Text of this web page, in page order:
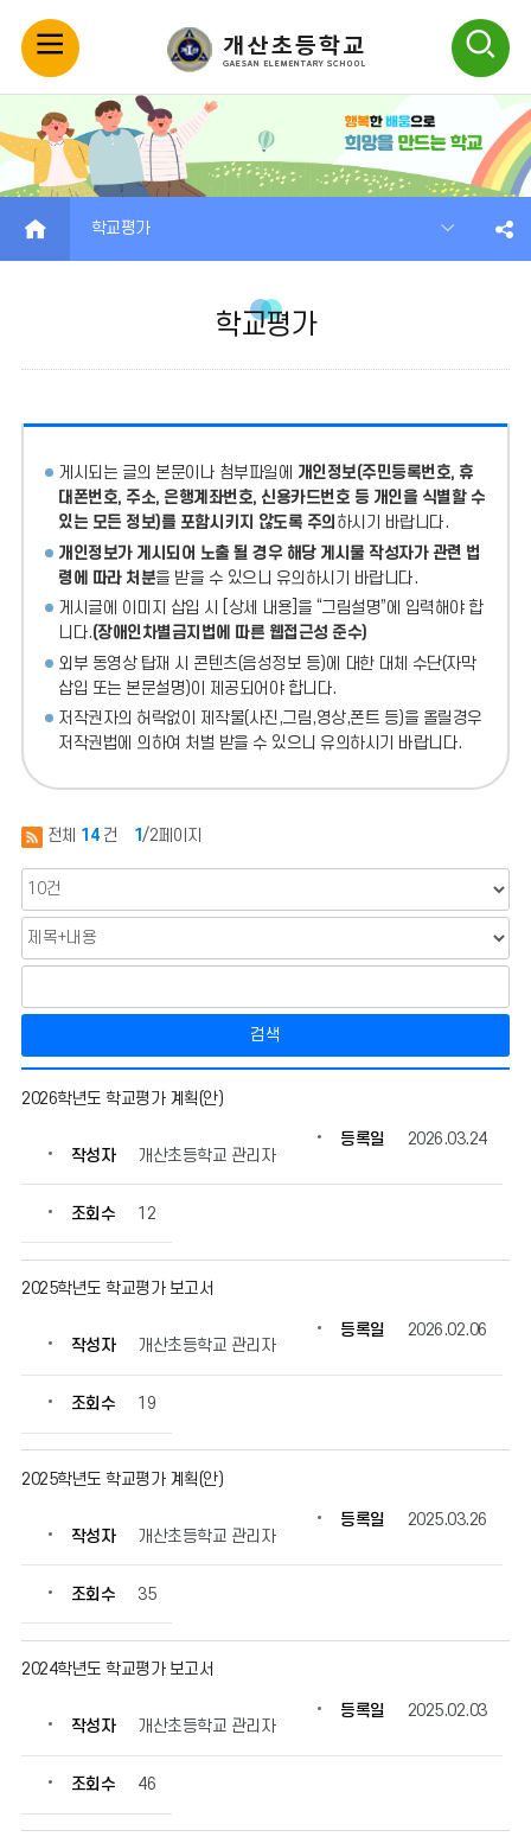
모
바
일
메
뉴
검
색
열
기
HOME 학교평가
학교평가
게시되는 글의 본문이나 첨부파일에 개인정보(주민등록번호, 휴
대폰번호, 주소, 은행계좌번호, 신용카드번호 등 개인을 식별할 수
있는 모든 정보)를 포함시키지 않도록 주의 하시기 바랍니다.
개인정보가 게시되어 노출 될 경우 해당 게시물 작성자가 관련 법
령에 따라 처분을 받을 수 있으니 유의하시기 바랍니다.
게시글에 이미지 삽입 시 [상세 내용]을 “그림설명”에 입력해야 합
니다.(장애인차별금지법에 따른 웹접근성 준수)
외부 동영상 탑재 시 콘텐츠(음성정보 등)에 대한 대체 수단(자막
삽입 또는 본문설명)이 제공되어야 합니다.
저작권자의 허락없이 제작물(사진,그림,영상,폰트 등)을 올릴경우
저작권법에 의하여 처벌 받을 수 있으니 유의하시기 바랍니다.
전체 14 건 1 /2페이지
검색
교
의
물
번
작
자,
등
록
확
수
니
2026학년도 학교평가 계획(안)
작성자 개산초등학교 관리자
등록일 2026.03.24
조회수 12
2025학년도 학교평가 보고서
작성자 개산초등학교 관리자
등록일 2026.02.06
조회수 19
2025학년도 학교평가 계획(안)
작성자 개산초등학교 관리자
등록일 2025.03.26
조회수 35
2024학년도 학교평가 보고서
작성자 개산초등학교 관리자
등록일 2025.02.03
조회수 46